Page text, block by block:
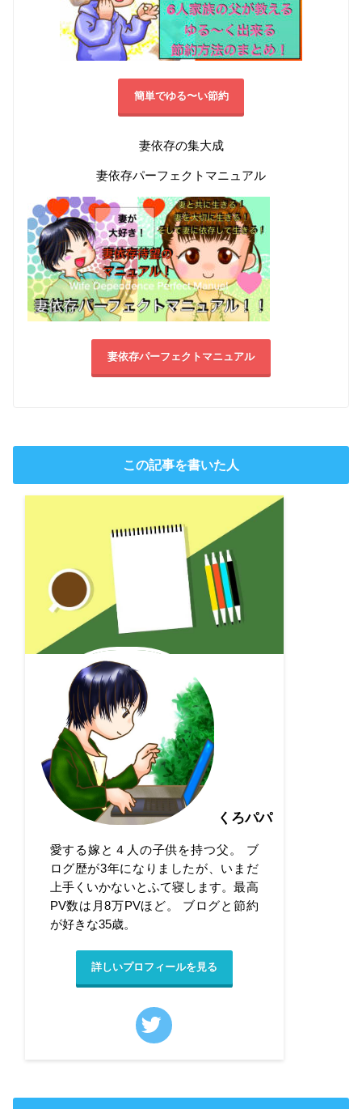
簡単でゆる〜い節約
妻依存の集大成
妻依存パーフェクトマニュアル
妻依存パーフェクトマニュアル
この記事を書いた人
くろパパ
愛する嫁と４人の子供を持つ父。 ブ
ログ歴が3年になりましたが、いまだ
上手くいかないとふて寝します。最高
PV数は月8万PVほど。 ブログと節約
が好きな35歳。
詳しいプロフィールを見る